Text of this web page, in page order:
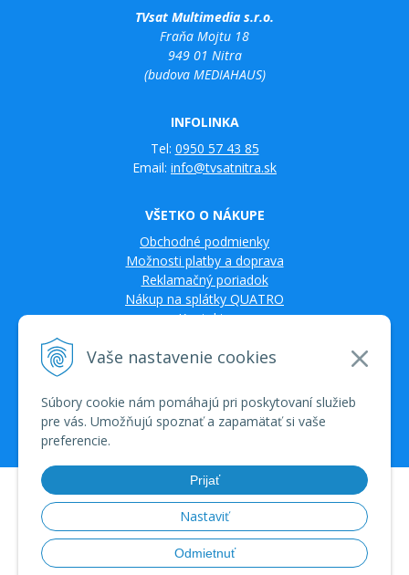
Vaše nastavenie cookies
Súbory cookie nám pomáhajú pri poskytovaní služieb
pre vás. Umožňujú spoznať a zapamätať si vaše
preferencie.
Prijať
Nastaviť
Odmietnuť
TVsat Multimedia s.r.o.
Fraňa Mojtu 18
949 01 Nitra
(budova MEDIAHAUS)
INFOLINKA
Tel: 0950 57 43 85
Email: info@tvsatnitra.sk
VŠETKO O NÁKUPE
Obchodné podmienky
Možnosti platby a doprava
Reklamačný poriadok
Nákup na splátky QUATRO
Kontakty
© 2026 TV SAT Multimédiá • tvorba eshopu cez UNIobchod, webhosting
spoločnosti WEBYGROUP • dbartzvyšovanie návštevnosti•